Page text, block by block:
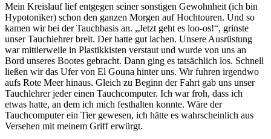
Mein Kreislauf lief entgegen seiner sonstigen Gewohnheit (ich bin
Hypotoniker) schon den ganzen Morgen auf Hochtouren. Und so
kamen wir bei der Tauchbasis an. „Jetzt geht es loo-os!“, grinste
unser Tauchlehrer breit. Der hatte gut lachen. Unsere Ausrüstung
war mittlerweile in Plastikkisten verstaut und wurde von uns an
Bord unseres Bootes gebracht. Dann ging es tatsächlich los. Schnell
ließen wir das Ufer von El Gouna hinter uns. Wir fuhren irgendwo
aufs Rote Meer hinaus. Gleich zu Beginn der Fahrt gab uns unser
Tauchlehrer jeder einen Tauchcomputer. Ich war froh, dass ich
etwas hatte, an dem ich mich festhalten konnte. Wäre der
Tauchcomputer ein Tier gewesen, ich hätte es wahrscheinlich aus
Versehen mit meinem Griff erwürgt.